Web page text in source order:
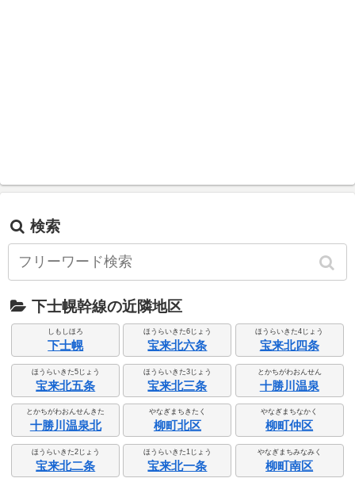
検索
下士幌幹線の近隣地区
しもしほろ
下士幌
ほうらいきた6じょう
宝来北六条
ほうらいきた4じょう
宝来北四条
ほうらいきた5じょう
宝来北五条
ほうらいきた3じょう
宝来北三条
とかちがわおんせん
十勝川温泉
とかちがわおんせんきた
十勝川温泉北
やなぎまちきたく
柳町北区
やなぎまちなかく
柳町仲区
ほうらいきた2じょう
宝来北二条
ほうらいきた1じょう
宝来北一条
やなぎまちみなみく
柳町南区